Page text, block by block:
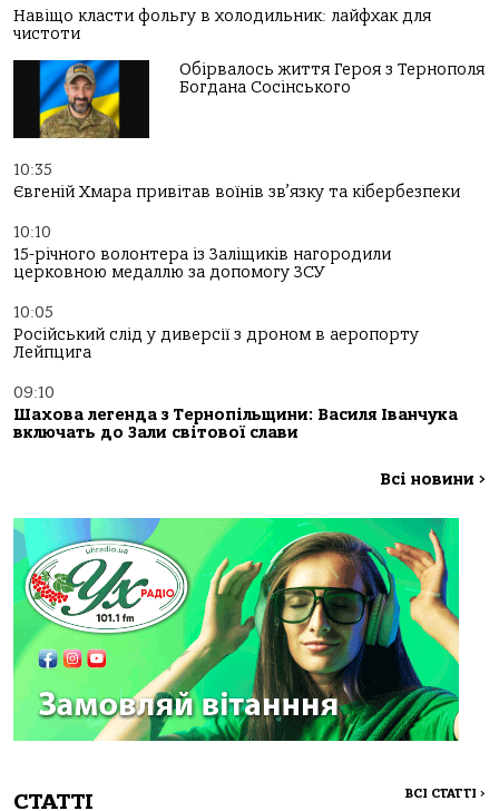
Навіщо класти фольгу в холодильник: лайфхак для
чистоти
Обірвалось життя Героя з Тернополя
Богдана Сосінського
10:35
Євгеній Хмара привітав воїнів зв’язку та кібербезпеки
10:10
15-річного волонтера із Заліщиків нагородили
церковною медаллю за допомогу ЗСУ
10:05
Російський слід у диверсії з дроном в аеропорту
Лейпцига
09:10
Шахова легенда з Тернопільщини: Василя Іванчука
включать до Зали світової слави
Всі новини >
СТАТТІ ВСІ СТАТТІ >